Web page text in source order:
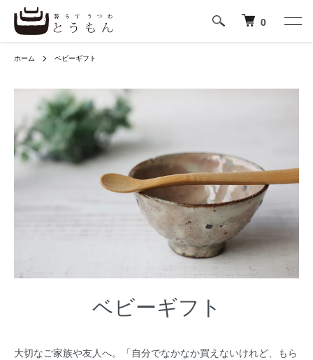
0
ホーム ベビーギフト
ベビーギフト
大切なご家族や友人へ。「自分でなかなか買えないけれど、もら